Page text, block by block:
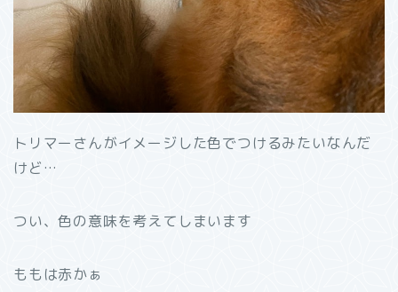
トリマーさんがイメージした色でつけるみたいなんだ
けど…
つい、色の意味を考えてしまいます
ももは赤かぁ